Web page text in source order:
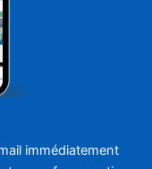
immédiatement